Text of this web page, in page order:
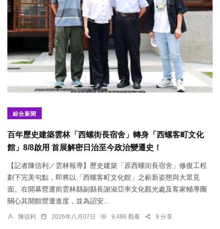
綜合新聞
百年歷史建築雲林「西螺街長宿舍」轉身「西螺客町文化
館」8/8啟用 首展解密日治至今政治變遷史！
【記者陳信利／雲林報導】歷史建築「原西螺街長宿舍」修復工程
劃下完美句點，即將以「西螺客町文化館」之嶄新姿態與大眾見
面。在開幕營運前雲林縣副縣長謝淑亞率文化觀光處及客家輔導團
關心其開館營運進度，並為詔安...
陳信利 2026年八月07日 9,486 觀看 9 分享